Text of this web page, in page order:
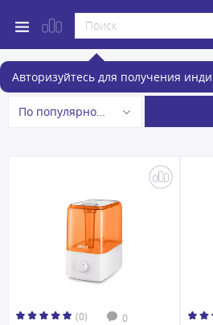
Авторизуйтесь для получения
Увлажнители воздуха
По популярности
(0) 0